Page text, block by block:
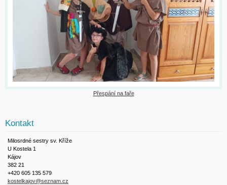
Přespání na faře
Kontakt
Milosrdné sestry sv. Kříže
U Kostela 1
Kájov
382 21
+420 605 135 579
kostelkajov@seznam.cz